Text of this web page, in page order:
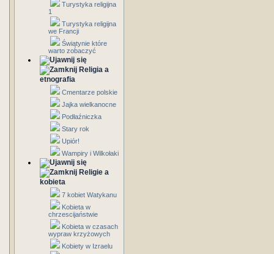
Turystyka religijna
1
Turystyka religijna
we Francji
Świątynie które
warto zobaczyć
Religia a
etnografia
Cmentarze polskie
Jajka wielkanocne
Podłaźniczka
Stary rok
Upiór!
Wampiry i Wilkołaki
Religie a
kobieta
7 kobiet Watykanu
Kobieta w
chrzescijaństwie
Kobieta w czasach
wypraw krzyżowych
Kobiety w Izraelu